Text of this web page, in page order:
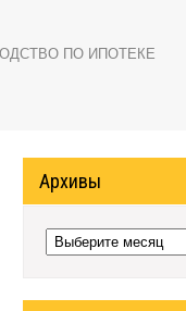
ПО ИПОТЕКЕ
Архивы
Архивы